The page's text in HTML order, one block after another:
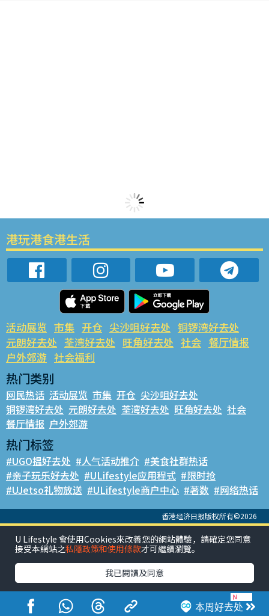
本周好去处
港玩港食港生活
活动展览 市集 开仓 尖沙咀好去处 铜锣湾好去处
元朗好去处 荃湾好去处 旺角好去处 社会 餐厅情报
户外郊游 社会福利
热门类别
网民热话 活动展览 市集 开仓 尖沙咀好去处
铜锣湾好去处 元朗好去处 荃湾好去处 旺角好去处 社会
餐厅情报 户外郊游
热门标签
#UGO揾好去处 #人气活动推介 #美食社群热话
#亲子玩乐好去处 #ULifestyle应用程式 #限时抢
#UJetso礼物放送 #ULifestyle商户中心 #著数 #网络热话
香港经济日报版权所有©2026
U Lifestyle 會使用Cookies來改善您的網站體驗，請確定您同意
接受本網站之私隱政策和使用條款才可繼續瀏覽。
我已閱讀及同意